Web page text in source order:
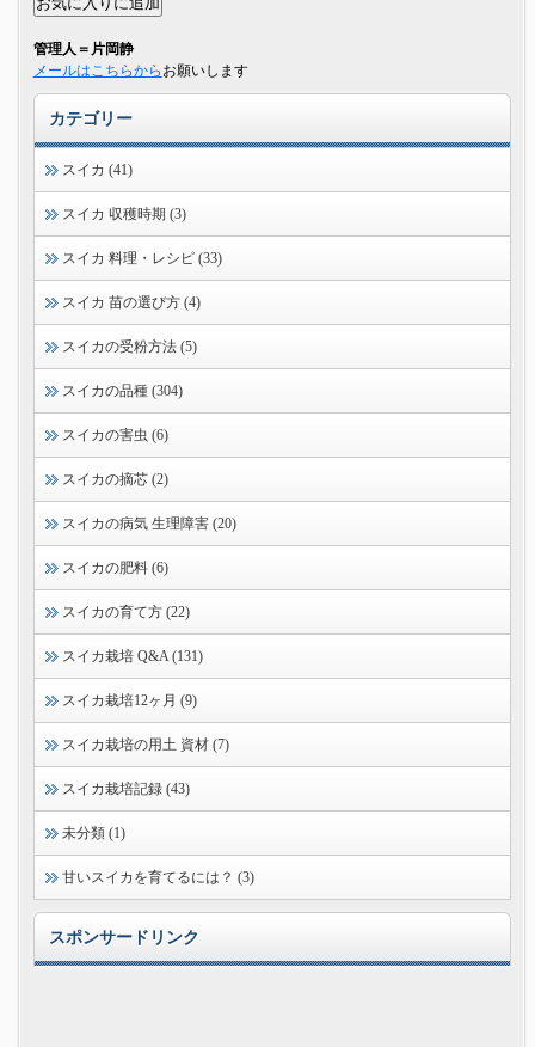
管理人＝片岡静
メールはこちらから お願いします
カテゴリー
スイカ (41)
スイカ 収穫時期 (3)
スイカ 料理・レシピ (33)
スイカ 苗の選び方 (4)
スイカの受粉方法 (5)
スイカの品種 (304)
スイカの害虫 (6)
スイカの摘芯 (2)
スイカの病気 生理障害 (20)
スイカの肥料 (6)
スイカの育て方 (22)
スイカ栽培 Q&A (131)
スイカ栽培12ヶ月 (9)
スイカ栽培の用土 資材 (7)
スイカ栽培記録 (43)
未分類 (1)
甘いスイカを育てるには？ (3)
スポンサードリンク